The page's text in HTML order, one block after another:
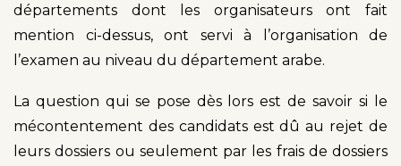
départements dont les organisateurs ont fait
mention ci-dessus, ont servi à l’organisation de
l’examen au niveau du département arabe.
La question qui se pose dès lors est de savoir si le
mécontentement des candidats est dû au rejet de
leurs dossiers ou seulement par les frais de dossiers